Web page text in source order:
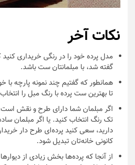
نکات آخر
مدل پرده خود را در رنگی خریداری
گفته شد، با مبلمانتان ست باشد.
همانطور که گفتیم چند نمونه پارچه با
تا بهترین ست پرده با رنگ مبل را
اگر مبلمان شما دارای طرح و نقش
تک رنگ انتخاب کنید. یا اگر مبلمان
دارید، سعی کنید پرده‌ای طرح دار
کانونی خانه‌تان تبدیل شود.
از آنجا که پرده‌ها بخش زیادی از